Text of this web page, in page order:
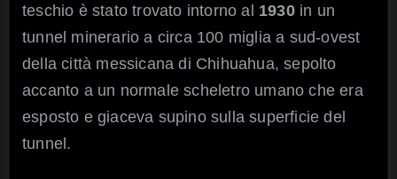
teschio è stato trovato intorno al 1930in un
tunnel minerario a circa 100 miglia a sud-ovest
della città messicana di Chihuahua, sepolto
accanto a un normale scheletro umano che era
esposto e giaceva supino sulla superficie del
tunnel.